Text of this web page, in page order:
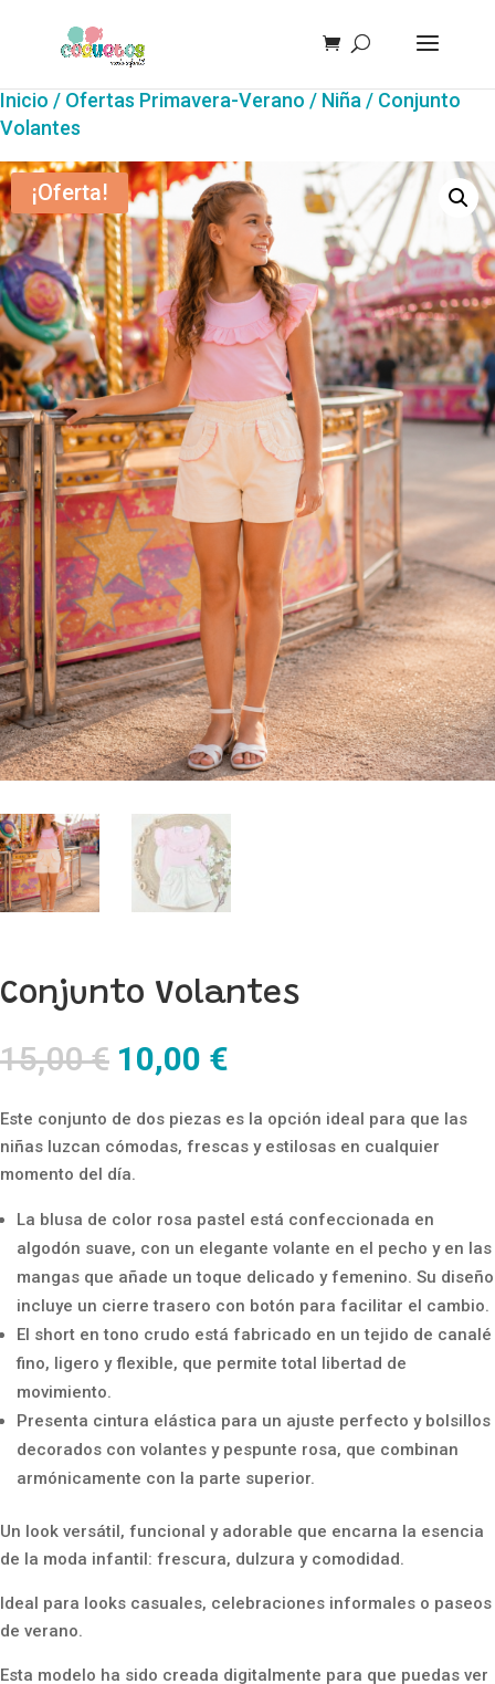
Inicio / Ofertas Primavera-Verano / Niña / Conjunto
Volantes
¡Oferta!
Conjunto Volantes
15,00€ El
precio
original
era:
15,00 €.
10,00 €
actual
es:
10,00 €.
Este conjunto de dos piezas es la opción ideal para que las
niñas luzcan cómodas, frescas y estilosas en cualquier
momento del día.
La blusa de color rosa pastel está confeccionada en
algodón suave, con un elegante volante en el pecho y en las
mangas que añade un toque delicado y femenino. Su diseño
incluye un cierre trasero con botón para facilitar el cambio.
El short en tono crudo está fabricado en un tejido de canalé
fino, ligero y flexible, que permite total libertad de
movimiento.
Presenta cintura elástica para un ajuste perfecto y bolsillos
decorados con volantes y pespunte rosa, que combinan
armónicamente con la parte superior.
Un look versátil, funcional y adorable que encarna la esencia
de la moda infantil: frescura, dulzura y comodidad.
Ideal para looks casuales, celebraciones informales o paseos
de verano.
Esta modelo ha sido creada digitalmente para que puedas ver